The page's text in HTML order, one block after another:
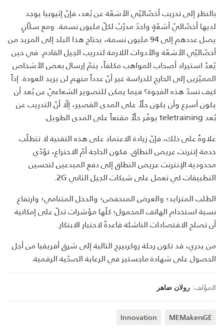
بالنظر إلى تدريب أخصّائيّي الأشعّة عن بُعد، فإنّ إثيوبيا يوجد
لديها أخصّائيّ أشعّةٍ واحدٌ مدرّبٌ لكلّ مليون نسمة. ومع سكّانٍ
يصل عددهم إلى 94 مليون نسمة، يحتاج هذا البلد إلى المزيد من
أخصّائيّي الأشعّة والأدوات اللازمة لتدريب الجيل القادم. في حين
يُعدّ استيراد أصحاب المواهب مكلفاً، يتمّ إرسال بعض الأشخاص
المميّزين إلى الخارج للدراسة غير أنّ عدداً منهم لن يريد العودة. إذاً
كيف نسدّ هذه الفجوة؟ فيما يمكن للتصوير الشعاعيّ عن بُعد أن
يكون أسرع وأن يكون حلّاً على المدى القصير، إلّا أنّ التدريب عن
بُعدteletrainingيوفّر حلّاً مقنعاً على المدى الطويل.
علاوةً على ذلك، فإنّ زيادة الاعتماد على هذه التقنية لا تتطلّب
خدمة إنترنت عريض النطاق. فكون الحاجة أمّ الاختراع، تؤدّي
محدودية الإنترنت عريض النطاق إلى دفع المبدعين لتحسين
التطبيقات كي تعمل على شبكات الجيل الثاني2G
.
الطلب المتزايد؛ والعرض المنخفض؛ والدخل المتنامي؛ وارتفاع
نسبة استخدام الهاتف المحمول؛ كلّها مؤشرات تدلّ على إمكانية
أن تصلح الاقتصادات الناشئة قاعدةً لاختبار الابتكار.
من يدري، قد تكون رحلة زوكربيرج التالية إلى شرق أفريقيا من أجل
الحصول على شهادة ماجستير في الرعاية الصحّية الرقمية.
المؤلف: رولان ضاهر
MEMakersGE
Innovation